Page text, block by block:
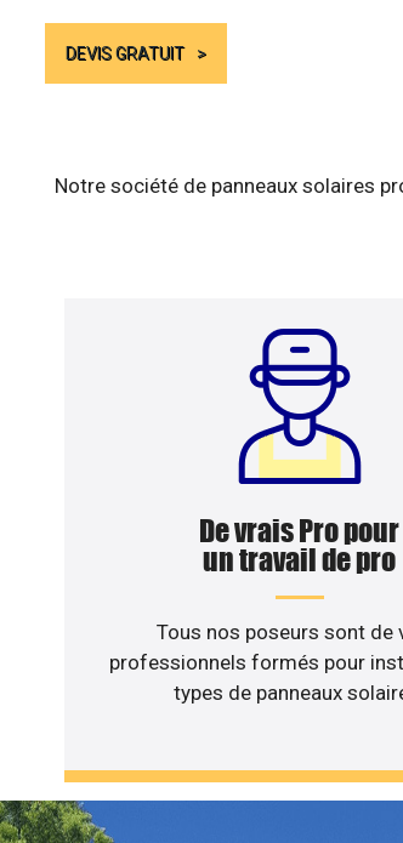
DEVIS GRATUIT
Notre société de panneaux solaires
De vrais Pro pour
un travail de pro
Tous nos poseurs sont de
professionnels formés pour
types de panneaux